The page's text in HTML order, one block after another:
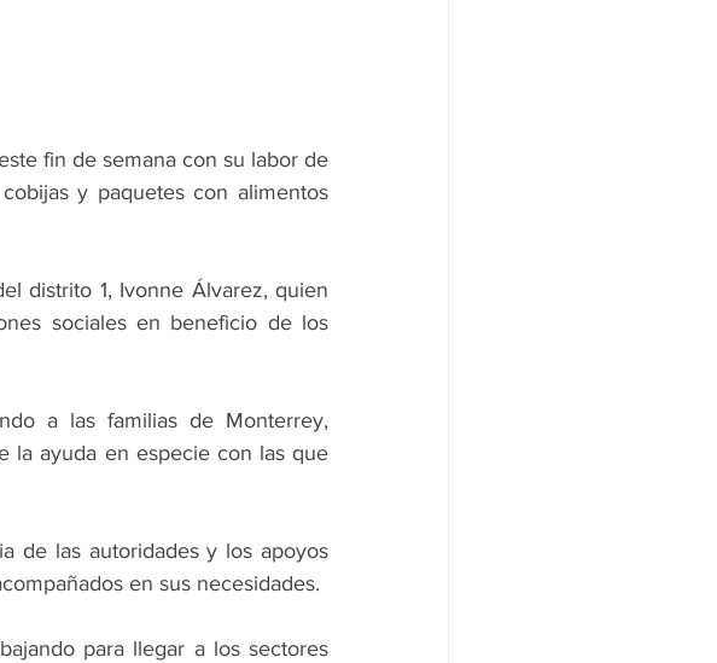
fin de semana con su labor de
y paquetes con alimentos
distrito 1, Ivonne Álvarez, quien
sociales en beneficio de los
a las familias de Monterrey,
la ayuda en especie con las que
de las autoridades y los apoyos
en sus necesidades.
para llegar a los sectores